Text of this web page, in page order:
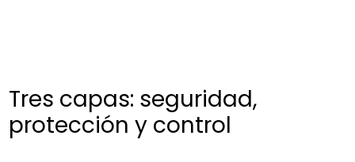
Tres capas: seguridad,
protección y control